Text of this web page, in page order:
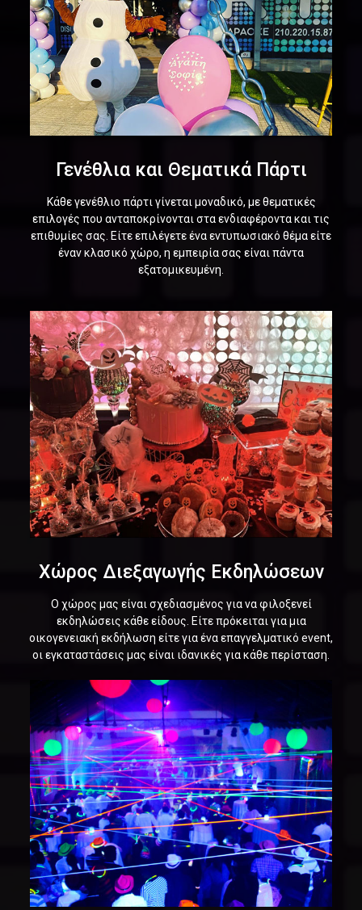
Γενέθλια και Θεματικά Πάρτι
Κάθε γενέθλιο πάρτι γίνεται μοναδικό, με θεματικές
επιλογές που ανταποκρίνονται στα ενδιαφέροντα και τις
επιθυμίες σας. Είτε επιλέγετε ένα εντυπωσιακό θέμα είτε
έναν κλασικό χώρο, η εμπειρία σας είναι πάντα
εξατομικευμένη.
Χώρος Διεξαγωγής Εκδηλώσεων
Ο χώρος μας είναι σχεδιασμένος για να φιλοξενεί
εκδηλώσεις κάθε είδους. Είτε πρόκειται για μια
οικογενειακή εκδήλωση είτε για ένα επαγγελματικό event,
οι εγκαταστάσεις μας είναι ιδανικές για κάθε περίσταση.